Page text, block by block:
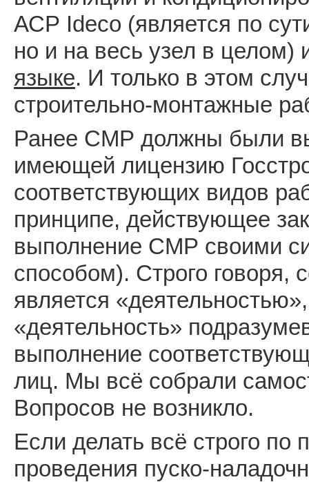
АСР Ideco (является по
но и на весь узел в
языке. И только в этом
строительно-монтажные
Ранее СМР должны были
имеющей лицензию
соответствующих видов
принципе, действующее
выполнение СМР своими
способом). Строго говоря,
является
«деятельность»
выполнение
лиц. Мы всё собрали
Вопросов не возникло.
Если делать всё строго по
проведения пуско-